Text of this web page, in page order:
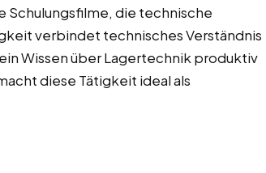
Schulungsfilme, die technische
verbindet technisches Verständnis
Wissen über Lagertechnik produktiv
diese Tätigkeit ideal als